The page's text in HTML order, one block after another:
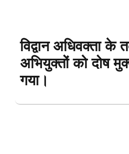
विद्वान अधिवक्ता के
अभियुक्तों को दोष
गया।